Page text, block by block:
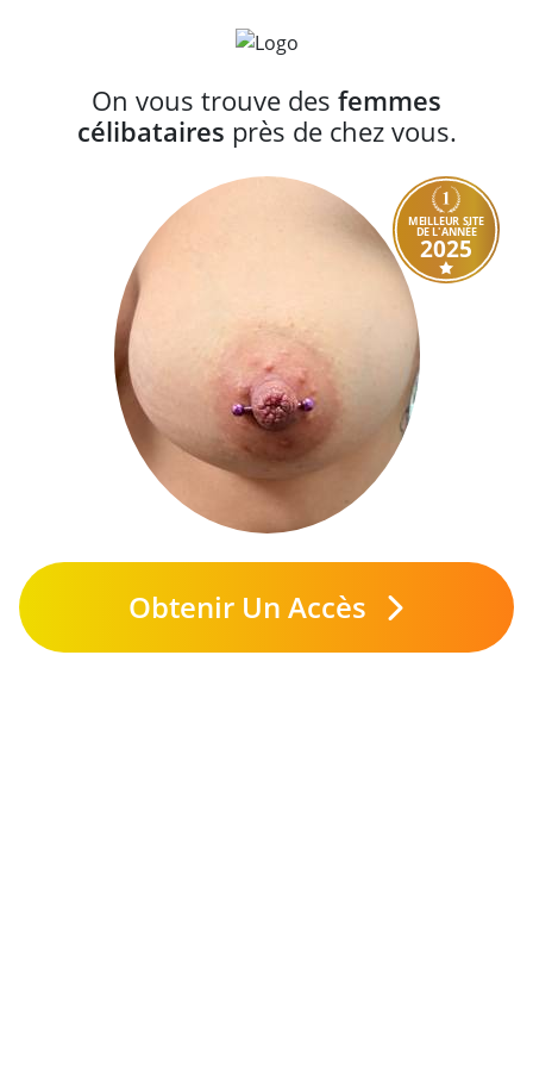
On vous trouve des femmes
célibataires près de chez vous.
MEILLEUR SITE
DE L'ANNÉE
2025
Obtenir Un Accès